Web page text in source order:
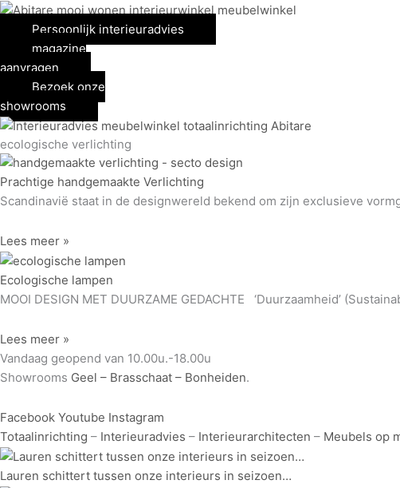
Spring
inhoud
Persoonlijk interieuradvies
magazine
aanvragen
Bezoek onze
showrooms
ecologische verlichting
Prachtige handgemaakte Verlichting
Scandinavië staat in de designwereld bekend om zijn exclusieve
Lees meer »
Ecologische lampen
MOOI DESIGN MET DUURZAME GEDACHTE ‘Duurzaamheid’
Lees meer »
Vandaag geopend van 10.00u.-18.00u
Showrooms Geel – Brasschaat – Bonheiden.
Facebook Youtube Instagram
Totaalinrichting – Interieuradvies – Interieurarchitecten – Meubels op
Lauren schittert tussen onze interieurs in seizoen…